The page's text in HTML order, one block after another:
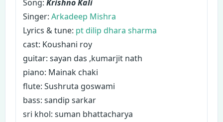
Song: Krishno Kali
Singer: Arkadeep Mishra
Lyrics & tune: pt dilip dhara sharma
cast: Koushani roy
guitar: sayan das ,kumarjit nath
piano: Mainak chaki
flute: Sushruta goswami
bass: sandip sarkar
sri khol: suman bhattacharya